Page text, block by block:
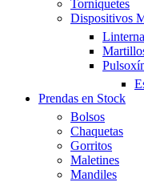
Torniquetes
Dispositivos
Prendas en Stock
Bolsos
Chaquetas
Gorritos
Maletines
Mandiles